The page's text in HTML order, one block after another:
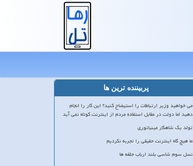
پربیننده ترین ها
می خواهید وزیر ارتباطات را استیضاح کنید؟ این کار را انجام
دهید اما دولت در مقابل استفاده مردم از اینترنت کوتاه نمی آید
تولد یک شاهکار مینیاتوری
ما هیچ گاه اینترنت حقیقی را تجربه نکردیم
نسل سوم شاسی بلند ارباب حلقه ها